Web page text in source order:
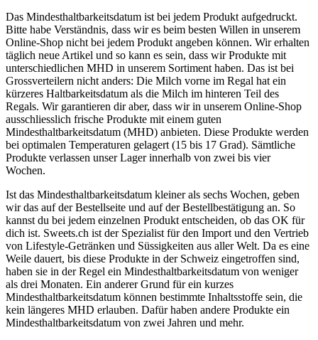
Das Mindesthaltbarkeitsdatum ist bei jedem Produkt aufgedruckt.
Bitte habe Verständnis, dass wir es beim besten Willen in unserem
Online-Shop nicht bei jedem Produkt angeben können. Wir erhalten
täglich neue Artikel und so kann es sein, dass wir Produkte mit
unterschiedlichen MHD in unserem Sortiment haben. Das ist bei
Grossverteilern nicht anders: Die Milch vorne im Regal hat ein
kürzeres Haltbarkeitsdatum als die Milch im hinteren Teil des
Regals. Wir garantieren dir aber, dass wir in unserem Online-Shop
ausschliesslich frische Produkte mit einem guten
Mindesthaltbarkeitsdatum (MHD) anbieten. Diese Produkte werden
bei optimalen Temperaturen gelagert (15 bis 17 Grad). Sämtliche
Produkte verlassen unser Lager innerhalb von zwei bis vier
Wochen.
Ist das Mindesthaltbarkeitsdatum kleiner als sechs Wochen, geben
wir das auf der Bestellseite und auf der Bestellbestätigung an. So
kannst du bei jedem einzelnen Produkt entscheiden, ob das OK für
dich ist. Sweets.ch ist der Spezialist für den Import und den Vertrieb
von Lifestyle-Getränken und Süssigkeiten aus aller Welt. Da es eine
Weile dauert, bis diese Produkte in der Schweiz eingetroffen sind,
haben sie in der Regel ein Mindesthaltbarkeitsdatum von weniger
als drei Monaten. Ein anderer Grund für ein kurzes
Mindesthaltbarkeitsdatum können bestimmte Inhaltsstoffe sein, die
kein längeres MHD erlauben. Dafür haben andere Produkte ein
Mindesthaltbarkeitsdatum von zwei Jahren und mehr.